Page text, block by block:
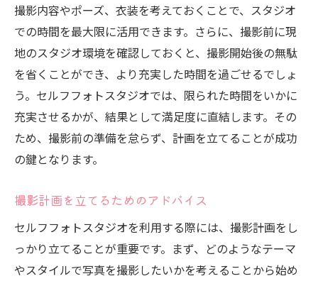
撮影内容やポーズ、衣装を考えておくことで、スタジオ
での時間を最大限に活用できます。さらに、撮影前に現
地のスタジオ環境を確認しておくと、撮影開始後の無駄
を省くことができ、より充実した時間を過ごせるでしょ
う。セルフフォトスタジオでは、限られた時間をいかに
充実させるかが、結果として満足度に直結します。その
ため、撮影前の準備を怠らず、計画を立てることが成功
の鍵となります。
撮影計画を立てるためのアドバイス
セルフフォトスタジオを利用する際には、撮影計画をし
っかり立てることが重要です。まず、どのようなテーマ
やスタイルで写真を撮影したいかを考えることから始め